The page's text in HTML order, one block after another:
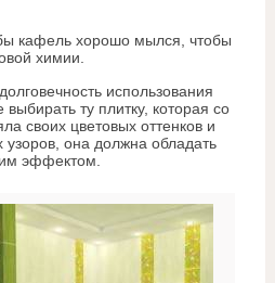
кафель хорошо мылся, чтобы
химии.
использования
ту плитку, которая со
своих цветовых оттенков и
она должна обладать
эффектом.